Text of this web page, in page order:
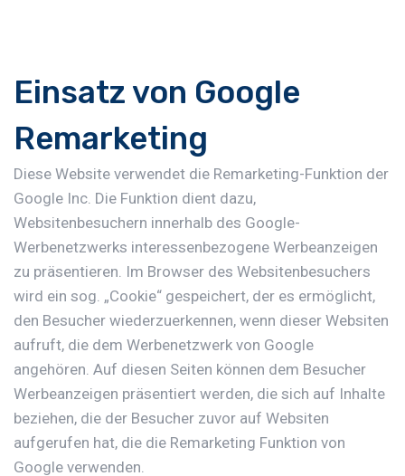
Einsatz von Google
Remarketing
Diese Website verwendet die Remarketing-Funktion der
Google Inc. Die Funktion dient dazu,
Websitenbesuchern innerhalb des Google-
Werbenetzwerks interessenbezogene Werbeanzeigen
zu präsentieren. Im Browser des Websitenbesuchers
wird ein sog. „Cookie“ gespeichert, der es ermöglicht,
den Besucher wiederzuerkennen, wenn dieser Websiten
aufruft, die dem Werbenetzwerk von Google
angehören. Auf diesen Seiten können dem Besucher
Werbeanzeigen präsentiert werden, die sich auf Inhalte
beziehen, die der Besucher zuvor auf Websiten
aufgerufen hat, die die Remarketing Funktion von
Google verwenden.